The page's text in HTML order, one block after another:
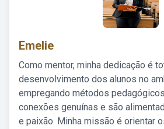
Emelie
Como mentor, minha dedicação é
desenvolvimento dos alunos no
empregando métodos
conexões genuínas e são
e paixão. Minha missão é orientar